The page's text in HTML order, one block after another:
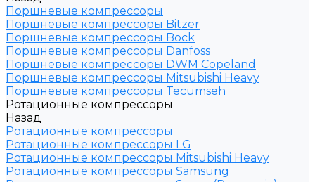
Поршневые компрессоры
Поршневые компрессоры Bitzer
Поршневые компрессоры Bock
Поршневые компрессоры Danfoss
Поршневые компрессоры DWM Copeland
Поршневые компрессоры Mitsubishi Heavy
Поршневые компрессоры Tecumseh
Ротационные компрессоры
Назад
Ротационные компрессоры
Ротационные компрессоры LG
Ротационные компрессоры Mitsubishi Heavy
Ротационные компрессоры Samsung